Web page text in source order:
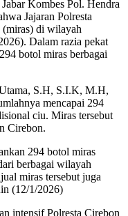
Kombes Pol. Hendra
Jajaran Polresta
(miras) di wilayah
Dalam razia pekat
botol miras berbagai
S.H, S.I.K, M.H,
mencapai 294
ciu. Miras tersebut
Cirebon.
294 botol miras
berbagai wilayah
miras tersebut juga
(12/1/2026)
intensif Polresta Cirebon